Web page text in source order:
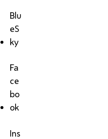
Blu
eS
ky
Fa
ce
bo
ok
Ins